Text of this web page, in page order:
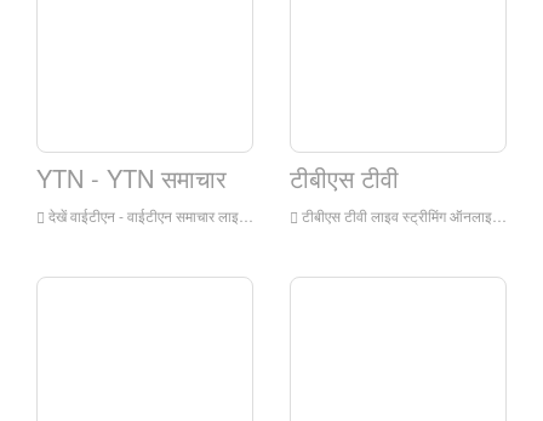
YTN - YTN समाचार
देखें वाईटीएन - वाईटीएन समाचार लाइव स्ट्रीमिंग ऑनले, वाईटीएन - वाईटीएन समाचार लाइव स्ट्रीमिंग, वाईटीएन - वाईटीएन समाचार और कोरिया में टेलीविजन स्टेशन
टीबीएस टीवी
टीबीएस टीवी लाइव स्ट्रीमिंग ऑनलाइन देखें, टीबीएस टीवी लाइव स्ट्रीमिंग, टीबीएस टीवी कोरिया में एक टेलीविजन स्टेशन है